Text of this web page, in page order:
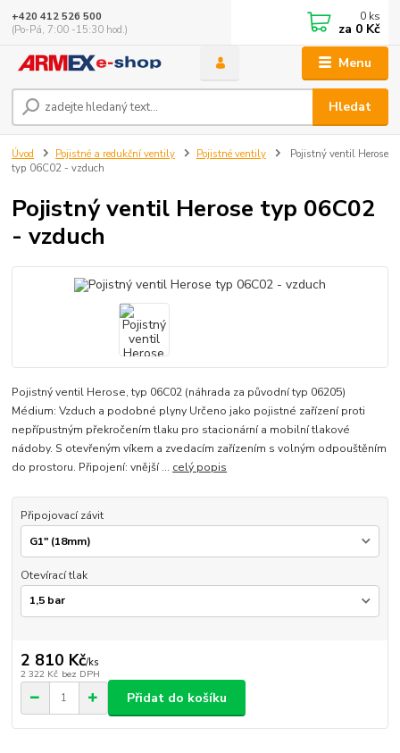
Menu
Hledat
+420 412 526 500
(Po-Pá, 7:00 -15:30 hod.)
0 ks
za 0 Kč
Úvod Pojistné a redukční ventily Pojistné ventily
Pojistný ventil Herose
typ 06C02 - vzduch
Pojistný ventil Herose typ 06C02
- vzduch
Pojistný ventil Herose, typ 06C02 (náhrada za původní typ 06205)
Médium: Vzduch a podobné plyny Určeno jako pojistné zařízení proti
nepřípustným překročením tlaku pro stacionární a mobilní tlakové
nádoby. S otevřeným víkem a zvedacím zařízením s volným odpouštěním
do prostoru. Připojení: vnější ... celý popis
Připojovací závit
Otevírací tlak
2 810 Kč/ks
2 322 Kč bez DPH
Přidat do košíku